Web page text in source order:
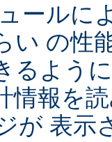
ールに
い の性
るよう
情報を
が 表示